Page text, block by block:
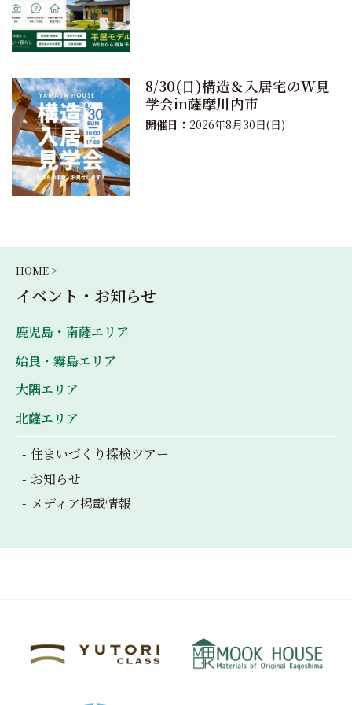
8/30(日)構造＆入居宅のW見
学会in薩摩川内市
開催日： 2026年8月30日(日)
HOME >
イベント・お知らせ
鹿児島・南薩エリア
姶良・霧島エリア
大隅エリア
北薩エリア
住まいづくり探検ツアー
お知らせ
メディア掲載情報